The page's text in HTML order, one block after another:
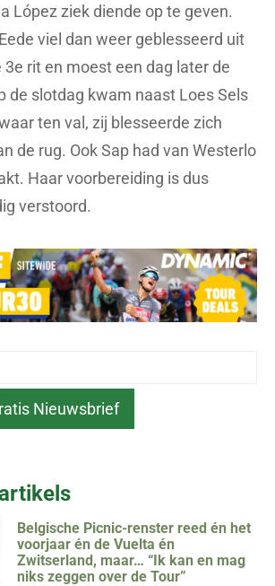
López ziek diende op te geven.
viel dan weer geblesseerd uit
3e rit en moest een dag later de
de slotdag kwam naast Loes Sels
ten val, zij blesseerde zich
de rug. Ook Sap had van Westerlo
Haar voorbereiding is dus
verstoord.
Belgische Picnic-renster reed én het
voorjaar én de Vuelta én
Zwitserland, maar… “Ik kan en mag
niks zeggen over de Tour”